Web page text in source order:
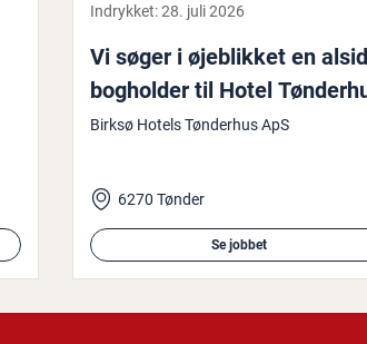
Indrykket:28. juli 2026
Vi søger i øje­blik­ket en
bogholder til Hotel
Birksø Hotels Tønderhus ApS
6270 Tønder
Se jobbet